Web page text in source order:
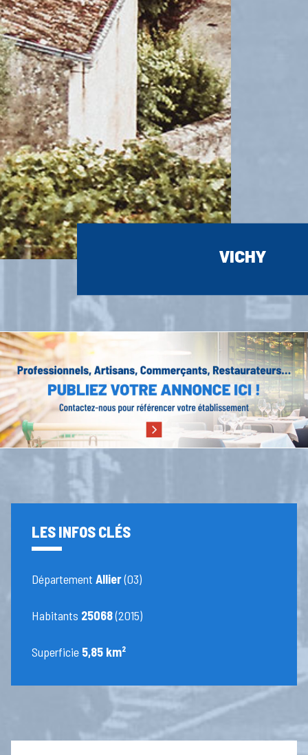
VICHY
LES INFOS CLÉS
DépartementAllier(03)
Habitants 25068(2015)
Superficie 5,85 km²